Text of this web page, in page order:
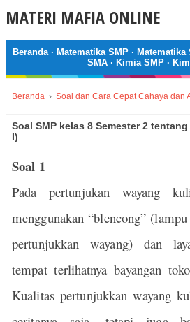
MATERI MAFIA ONLINE
Beranda· Matematika SMP · Matematika
SMA· Kimia SMP·
Beranda › Soal dan Cara Cepat Cahaya dan
Soal SMP kelas 8 Semester 2
I)
Soal 1
Pada pertunjukan wayang
menggunakan “blencong”
pertunjukkan wayang) dan
tempat terlihatnya bayangan
Kualitas pertunjukkan wayang